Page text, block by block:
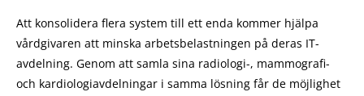
Att konsolidera flera system till ett enda kommer hjälpa
vårdgivaren att minska arbetsbelastningen på deras IT-
avdelning. Genom att samla sina radiologi-, mammografi-
och kardiologiavdelningar i samma lösning får de möjlighet